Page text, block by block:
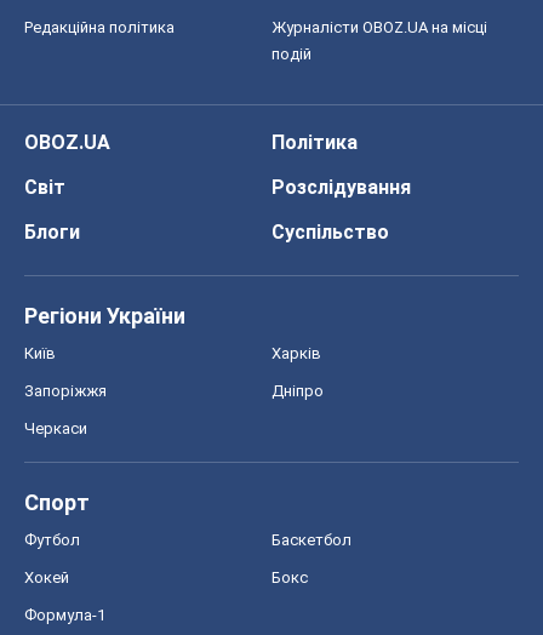
Редакційна політика
Журналісти OBOZ.UA на місці
подій
OBOZ.UA
Політика
Світ
Розслідування
Блоги
Суспільство
Регіони України
Київ Харків
Запоріжжя Дніпро
Черкаси
Спорт
Футбол Баскетбол
Хокей Бокс
Формула-1